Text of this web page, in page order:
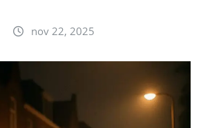
nov 22, 2025